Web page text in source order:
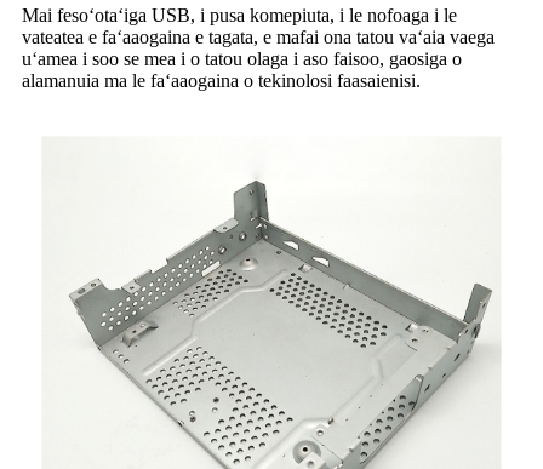
Mai fesoʻotaʻiga USB, i pusa komepiuta, i le nofoaga i le
vateatea e faʻaaogaina e tagata, e mafai ona tatou vaʻaia vaega
uʻamea i soo se mea i o tatou olaga i aso faisoo, gaosiga o
alamanuia ma le faʻaaogaina o tekinolosi faasaienisi.